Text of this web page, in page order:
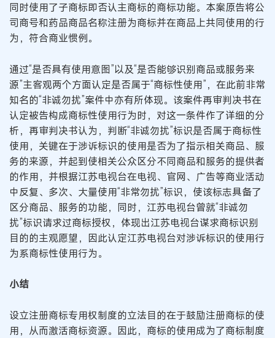
同时使用了子商标即否认主商标的商标功能。本案原告将公
司商号和药品商品名称注册为商标并在商品上共同使用的行
为，符合商业惯例。
通过“是否具有使用意图”以及“是否能够识别商品或服务来
源”主客观两个方面认定是否属于“商标性使用”，在此前非常
知名的“非诚勿扰”案件中亦有所体现。该案件再审判决书在
认定被告构成商标性使用行为时，对这一条件作了详细的分
析，再审判决书认为，判断“非诚勿扰”标识是否属于商标性
使用，关键在于涉诉标识的使用是否为了指示相关商品、服
务的来源，并起到使相关公众区分不同商品和服务的提供者
的作用，并根据江苏电视台在电视、官网、广告等商业活动
中反复、多次、大量使用“非常勿扰”标识，使该标志具备了
区分商品、服务的功能，同时，江苏电视台曾就“非诚勿
扰”标识请求过商标授权，体现出江苏电视台谋求商标识别
目的的主观愿望，因此认定江苏电视台对涉诉标识的使用行
为系商标性使用行为。
小结
设立注册商标专用权制度的立法目的在于鼓励注册商标的使
用，从而激活商标资源。因此，商标的使用成为了商标制度